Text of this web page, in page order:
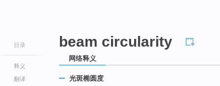
目录
释义
翻译
beam circularity
网络释义
光斑椭圆度